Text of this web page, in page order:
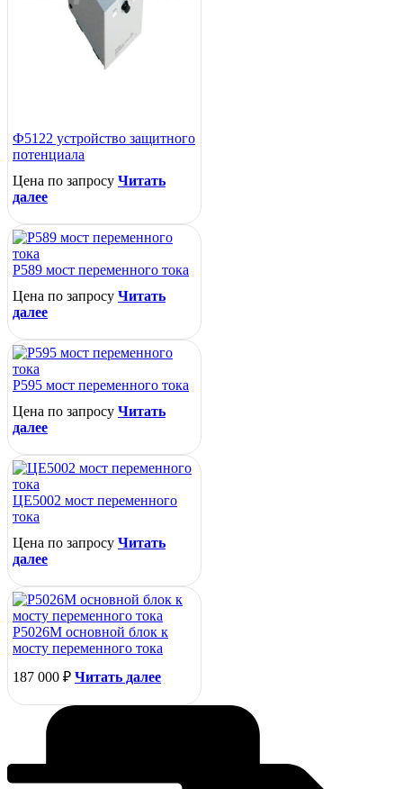
Ф5122 устройство защитного
потенциала
Цена по запросу Читать
далее
Р589 мост переменного тока
Цена по запросу Читать
далее
Р595 мост переменного тока
Цена по запросу Читать
далее
ЦЕ5002 мост переменного
тока
Цена по запросу Читать
далее
Р5026М основной блок к
мосту переменного тока
187 000 ₽ Читать далее